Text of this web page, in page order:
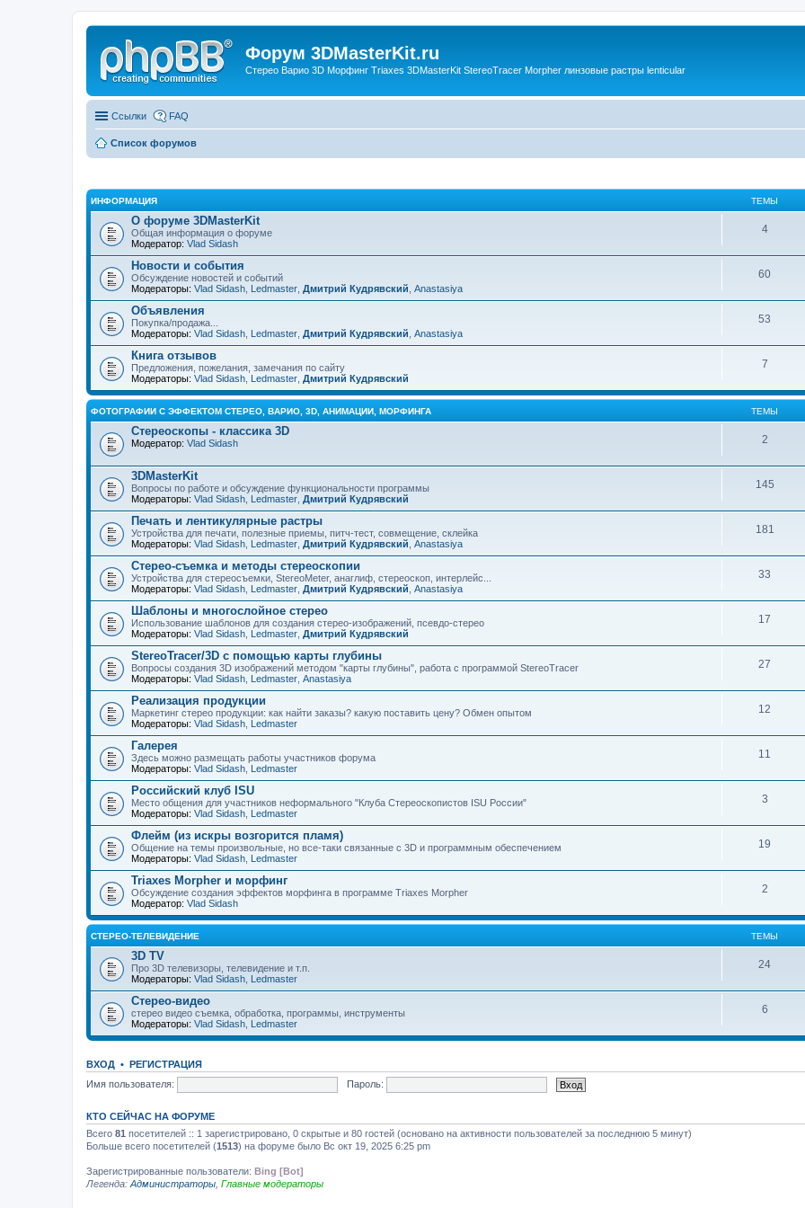
Форум 3DMasterKit.ru
Стерео Варио 3D Морфинг Triaxes 3DMasterKit StereoTracer Morpher линзовые растры lenticular
Ссылки FAQ
Список форумов
ИНФОРМАЦИЯ ТЕМЫ
О форуме 3DMasterKit
Общая информация о форуме
Модератор: Vlad Sidash
4
Новости и события
Обсуждение новостей и событий
Модераторы: Vlad Sidash Ledmaster Дмитрий Кудрявский Anastasiya
60
Объявления
Покупка/продажа...
Модераторы: Vlad Sidash Ledmaster Дмитрий Кудрявский Anastasiya
53
Книга отзывов
Предложения, пожелания, замечания по сайту
Модераторы: Vlad Sidash Ledmaster Дмитрий Кудрявский
7
ФОТОГРАФИИ С ЭФФЕКТОМ СТЕРЕО, ВАРИО, 3D, АНИМАЦИИ, МОРФИНГА ТЕМЫ
Стереоскопы - классика 3D
Модератор: Vlad Sidash 2
3DMasterKit
Вопросы по работе и обсуждение функциональности программы
Модераторы: Vlad Sidash Ledmaster Дмитрий Кудрявский
145
Печать и лентикулярные растры
Устройства для печати, полезные приемы, питч-тест, совмещение, склейка
Модераторы: Vlad Sidash Ledmaster Дмитрий Кудрявский Anastasiya
181
Стерео-съемка и методы стереоскопии
Устройства для стереосъемки, StereoMeter, анаглиф, стереоскоп, интерлейс...
Модераторы: Vlad Sidash Ledmaster Дмитрий Кудрявский Anastasiya
33
Шаблоны и многослойное стерео
Использование шаблонов для создания стерео-изображений, псевдо-стерео
Модераторы: Vlad Sidash Ledmaster Дмитрий Кудрявский
17
StereoTracer/3D с помощью карты глубины
Вопросы создания 3D изображений методом "карты глубины", работа с программой StereoTracer
Модераторы: Vlad Sidash Ledmaster Anastasiya
27
Реализация продукции
Маркетинг стерео продукции: как найти заказы? какую поставить цену? Обмен опытом
Модераторы: Vlad Sidash Ledmaster
12
Галерея
Здесь можно размещать работы участников форума
Модераторы: Vlad Sidash Ledmaster
11
Российский клуб ISU
Место общения для участников неформального "Клуба Стереоскопистов ISU России"
Модераторы: Vlad Sidash Ledmaster
3
Флейм (из искры возгорится пламя)
Общение на темы произвольные, но все-таки связанные с 3D и программным обеспечением
Модераторы: Vlad Sidash Ledmaster
19
Triaxes Morpher и морфинг
Обсуждение создания эффектов морфинга в программе Triaxes Morpher
Модератор: Vlad Sidash
2
СТЕРЕО-ТЕЛЕВИДЕНИЕ ТЕМЫ
3D TV
Про 3D телевизоры, телевидение и т.п.
Модераторы: Vlad Sidash Ledmaster
24
Стерео-видео
стерео видео съемка, обработка, программы, инструменты
Модераторы: Vlad Sidash Ledmaster
6
ВХОД • РЕГИСТРАЦИЯ
Имя пользователя:
Пароль:
КТО СЕЙЧАС НА ФОРУМЕ
Всего 81 посетителей :: 1 зарегистрировано, 0 скрытые и 80 гостей (основано на активности пользователей за последнюю 5 минут)
Больше всего посетителей (1513) на форуме было Вс окт 19, 2025 6:25 pm
Зарегистрированные пользователи: Bing [Bot]
Легенда: Администраторы Главные модераторы